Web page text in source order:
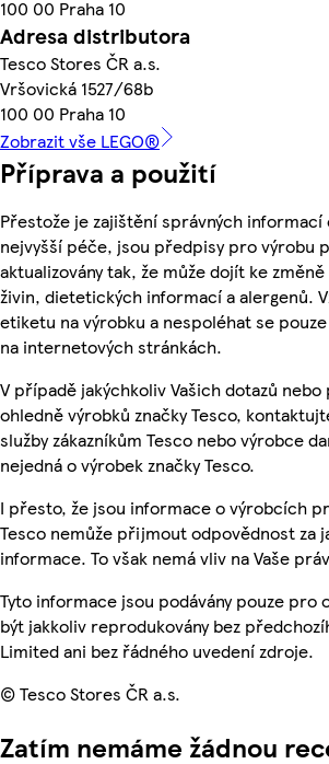
100 00 Praha 10
Adresa distributora
Tesco Stores ČR a.s.
Vršovická 1527/68b
100 00 Praha 10
Zobrazit vše LEGO®
Příprava a použití
Přestože je zajištění správných
nejvyšší péče, jsou předpisy pro výrobu
aktualizovány tak, že může dojít ke
živin, dietetických informací a alergenů.
etiketu na výrobku a nespoléhat se
na internetových stránkách.
V případě jakýchkoliv Vašich dotazů
ohledně výrobků značky Tesco,
služby zákazníkům Tesco nebo výrobce
nejedná o výrobek značky Tesco.
I přesto, že jsou informace o výrobcích
Tesco nemůže přijmout odpovědnost za
informace. To však nemá vliv na Vaše
Tyto informace jsou podávány pouze pro
být jakkoliv reprodukovány bez
Limited ani bez řádného uvedení zdroje.
© Tesco Stores ČR a.s.
Zatím nemáme žádnou